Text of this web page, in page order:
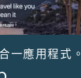
一應用程式。